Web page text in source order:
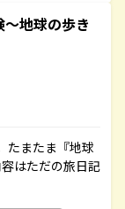
地球の歩き
たまたま『地球
はただの旅日記